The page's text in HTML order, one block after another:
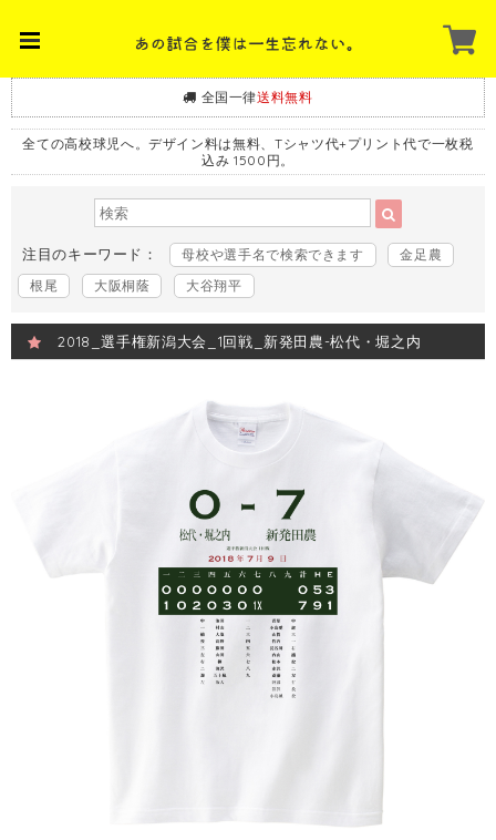
全国一律送料無料
全ての高校球児へ。デザイン料は無料、Tシャツ代+プリント代で一枚税
込み 1500円。
注目のキーワード： 母校や選手名で検索できます
金足農
根尾
大阪桐蔭 大谷翔平
2018_選手権新潟大会_1回戦_新発田農-松代・堀之内